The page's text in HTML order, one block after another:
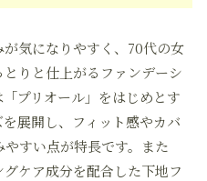
気になりやすく、70代の女
りと仕上がるファンデーシ
プリオール」をはじめとす
展開し、フィット感やカバ
すい点が特長です。また
グケア成分を配合した下地フ